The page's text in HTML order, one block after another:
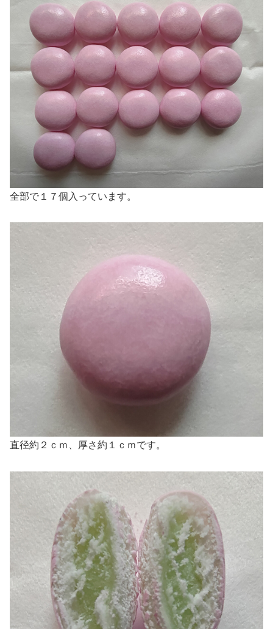
全部で１７個入っています。
直径約２ｃｍ、厚さ約１ｃｍです。